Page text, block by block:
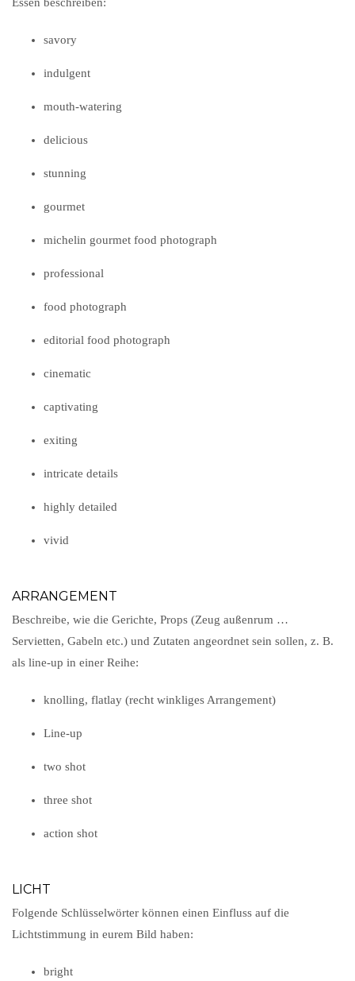
savory
indulgent
mouth-watering
delicious
stunning
gourmet
michelin gourmet food photograph
professional
food photograph
editorial food photograph
cinematic
captivating
exiting
intricate details
highly detailed
vivid
ARRANGEMENT
Beschreibe, wie die Gerichte, Props (Zeug außenrum …
Servietten, Gabeln etc.) und Zutaten angeordnet sein sollen, z. B.
als line-up in einer Reihe:
knolling, flatlay (recht winkliges Arrangement)
Line-up
two shot
three shot
action shot
LICHT
Folgende Schlüsselwörter können einen Einfluss auf die
Lichtstimmung in eurem Bild haben:
bright